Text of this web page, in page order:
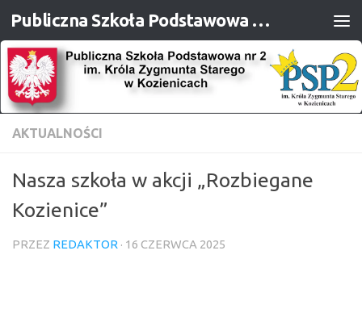
Przejdź do treści Publiczna Szkoła Podstawowa nr 2 im. Króla Zygmunta Starego w Kozienicach
AKTUALNOŚCI
Nasza szkoła w akcji „Rozbiegane
Kozienice”
PRZEZ REDAKTOR · 16 CZERWCA 2025